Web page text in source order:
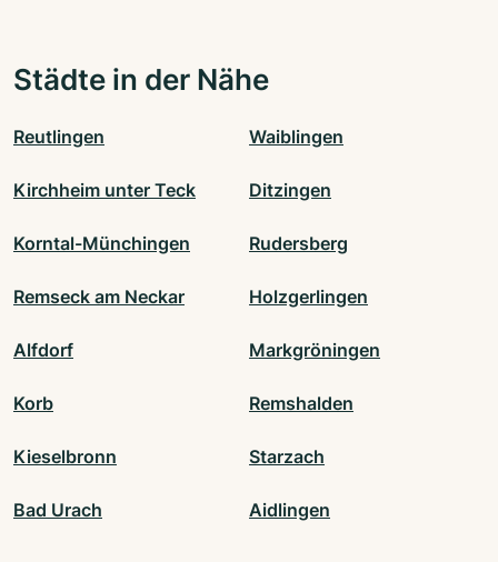
Städte in der Nähe
Reutlingen Waiblingen
Kirchheim unter Teck Ditzingen
Korntal-Münchingen Rudersberg
Remseck am Neckar Holzgerlingen
Alfdorf Markgröningen
Korb Remshalden
Kieselbronn Starzach
Bad Urach Aidlingen